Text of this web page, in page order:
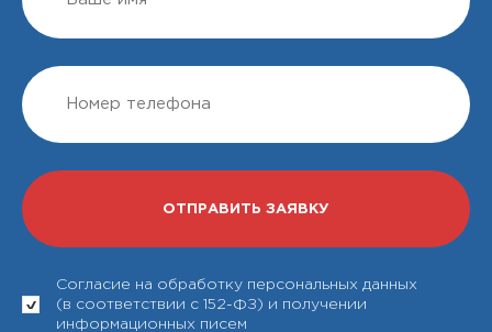
Согласие на обработку персональных данных
(в соответствии с 152-ФЗ) и получении
информационных писем